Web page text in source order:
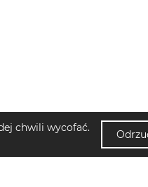
chwili wycofać.